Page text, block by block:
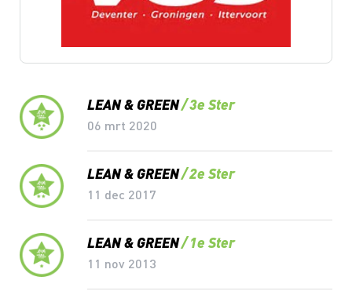
Lean & Green Milestones
LEAN & GREEN 3e Ster
06 mrt 2020
LEAN & GREEN 2e Ster
11 dec 2017
LEAN & GREEN 1e Ster
11 nov 2013